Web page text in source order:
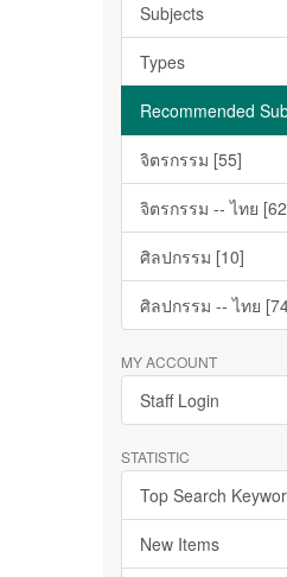
Subjects
Types
Recommended
จิตรกรรม [55]
จิตรกรรม -- ไทย
ศิลปกรรม [10]
ศิลปกรรม -- ไทย
MY ACCOUNT
Staff Login
STATISTIC
Top Search
New Items